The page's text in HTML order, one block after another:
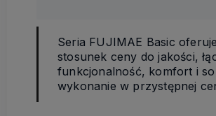
Seria FUJIMAE Basic
stosunek ceny do jakości,
funkcjonalność, komfort i
wykonanie w przystępnej